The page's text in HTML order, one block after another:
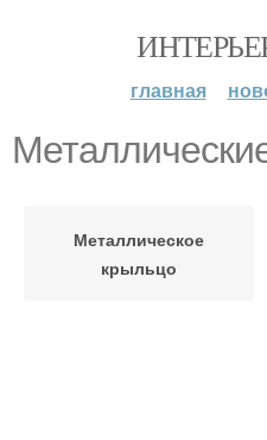
главная
Металлическое
крыльцо